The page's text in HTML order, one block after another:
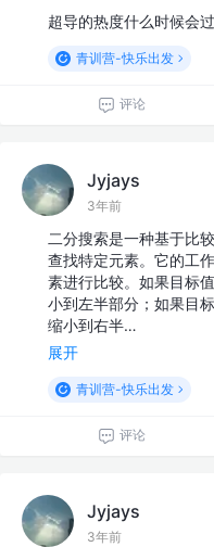
超导的热度什么时候会
青训营-快乐出发
评论
Jyjays
3年前
二分搜索是一种基于比
查找特定元素。它的工
素进行比较。如果目标
小到左半部分；如果目
缩小到右半…
展开
青训营-快乐出发
评论
Jyjays
3年前